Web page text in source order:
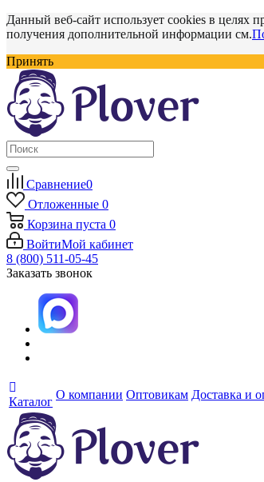
Данный веб-сайт использует cookies в целях
получения дополнительной информации см.
Принять
Сравнение0
Отложенные 0
Корзина пуста 0
ВойтиМой кабинет
8 (800) 511-05-45
Заказать звонок
Каталог
О компании Оптовикам Доставка и